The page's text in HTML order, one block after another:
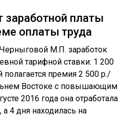
заработной платы
оплаты труда
М.П. заработок
тарифной ставки: 1 200
премия 2 500 р./
Востоке с повышающим
2016 года она отработала
4 дня находилась на